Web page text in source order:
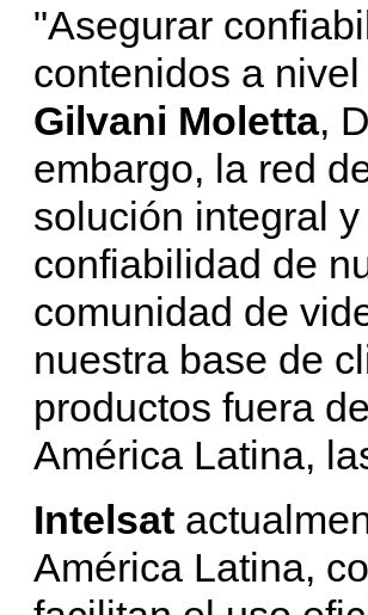
"Asegurar
contenidos a
Gilvani Moletta,
embargo, la red
solución integral
confiabilidad de
comunidad de
nuestra base de
productos fuera
América Latina,
Intelsat
América Latina,